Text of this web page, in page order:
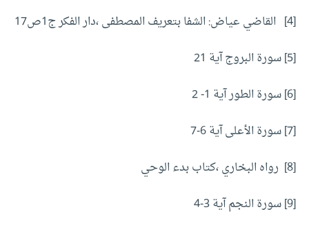
[4] القاضي عياض: الشفا بتعريف المصطفى ،دار الفكر ج1ص17
[5] سورة البروج آية 21
[6] سورة الطور آية 1- 2
[7] سورة الأعلى آية 6-7
[8] رواه البخاري ،كتاب بدء الوحي
[9] سورة النجم آية 3-4